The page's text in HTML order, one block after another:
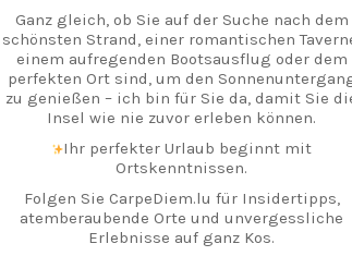
Ganz gleich, ob Sie auf der Suche nach dem
schönsten Strand, einer romantischen
einem aufregenden Bootsausflug oder dem
perfekten Ort sind, um den
zu genießen – ich bin für Sie da, damit Sie
Insel wie nie zuvor erleben können.
Ihr perfekter Urlaub beginnt mit
Ortskenntnissen.
Folgen Sie CarpeDiem.lu für Insidertipps,
atemberaubende Orte und unvergessliche
Erlebnisse auf ganz Kos.